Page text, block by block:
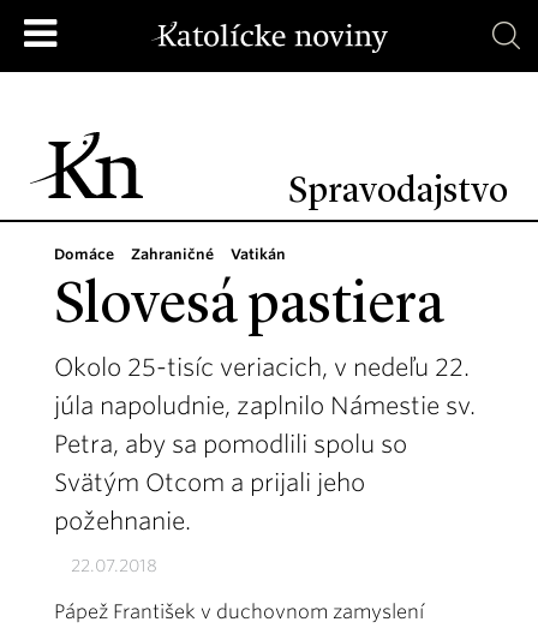
Spravodajstvo
Domáce Zahraničné Vatikán
Slovesá pastiera
Okolo 25-tisíc veriacich, v nedeľu 22.
júla napoludnie, zaplnilo Námestie sv.
Petra, aby sa pomodlili spolu so
Svätým Otcom a prijali jeho
požehnanie.
22.07.2018
Pápež František v duchovnom zamyslení